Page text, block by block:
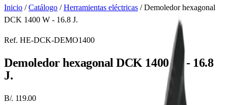
Inicio /Catálogo /Herramientas eléctricas /Demoledor hexagonal
DCK 1400 W - 16.8 J.
Ref. HE-DCK-DEMO1400
Demoledor hexagonal DCK 1400 W - 16.8
J.
B/. 119.00